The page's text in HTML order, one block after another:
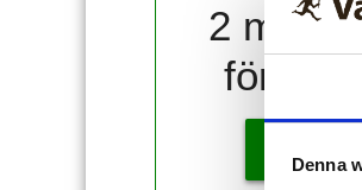
Denna
2
för 10